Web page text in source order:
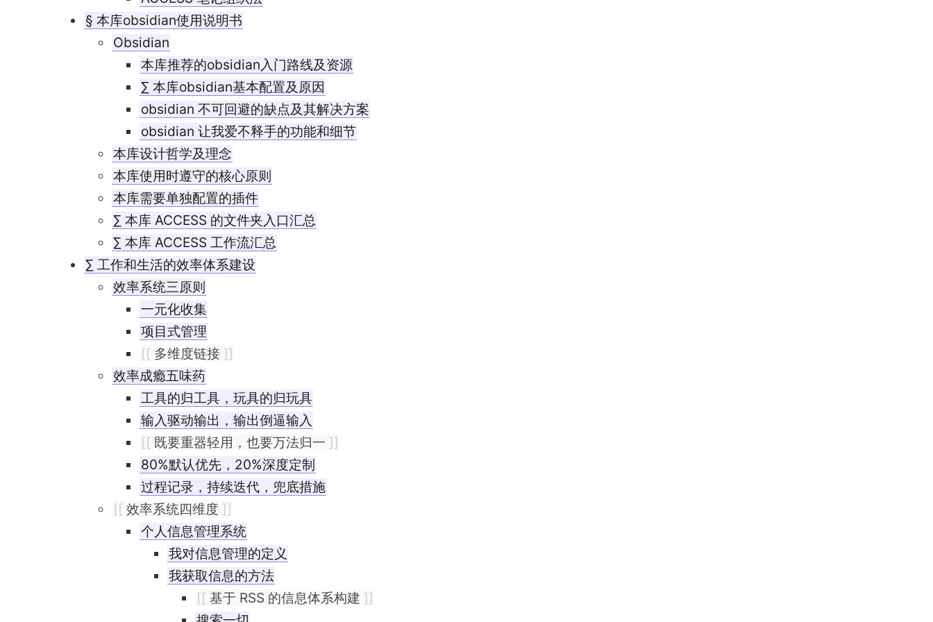
§ 本库obsidian使用说明书
Obsidian
本库推荐的obsidian入门路线及资源
∑ 本库obsidian基本配置及原因
obsidian 不可回避的缺点及其解决方案
obsidian 让我爱不释手的功能和细节
本库设计哲学及理念
本库使用时遵守的核心原则
本库需要单独配置的插件
∑ 本库 ACCESS 的文件夹入口汇总
∑ 本库 ACCESS 工作流汇总
∑ 工作和生活的效率体系建设
效率系统三原则
一元化收集
项目式管理
[[ 多维度链接 ]]
效率成瘾五味药
工具的归工具，玩具的归玩具
输入驱动输出，输出倒逼输入
[[ 既要重器轻用，也要万法归一 ]]
80%默认优先，20%深度定制
过程记录，持续迭代，兜底措施
[[ 效率系统四维度 ]]
个人信息管理系统
我对信息管理的定义
我获取信息的方法
[[ 基于 RSS 的信息体系构建 ]]